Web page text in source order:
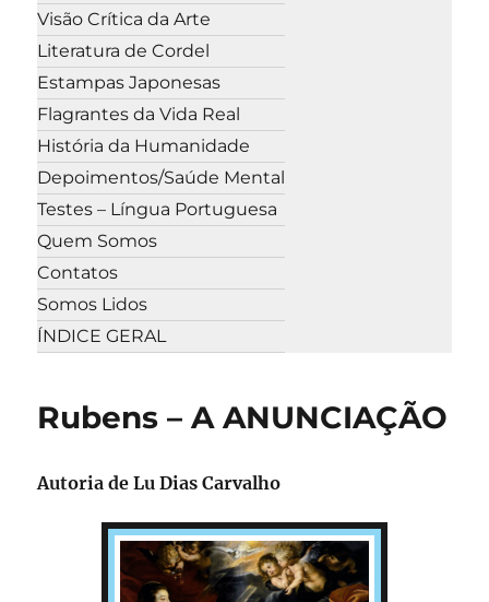
Visão Crítica da Arte
Literatura de Cordel
Estampas Japonesas
Flagrantes da Vida Real
História da Humanidade
Depoimentos/Saúde Mental
Testes – Língua Portuguesa
Quem Somos
Contatos
Somos Lidos
ÍNDICE GERAL
Rubens – A ANUNCIAÇÃO
Autoria de Lu Dias Carvalho